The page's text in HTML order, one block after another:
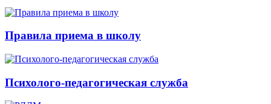
Правила приема в школу
Психолого-педагогическая служба